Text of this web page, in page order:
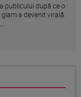
publicului după ce o
a devenit virală.